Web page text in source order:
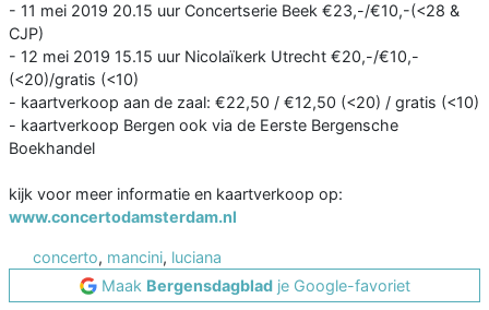
- 11 mei 2019 20.15 uur Concertserie Beek €23,-/€10,-(<28 &
CJP)
- 12 mei 2019 15.15 uur Nicolaïkerk Utrecht €20,-/€10,-
(<20)/gratis (<10)
- kaartverkoop aan de zaal: €22,50 / €12,50 (<20) / gratis (<10)
- kaartverkoop Bergen ook via de Eerste Bergensche
Boekhandel
kijk voor meer informatie en kaartverkoop op:
www.concertodamsterdam.nl
concerto, mancini, luciana
Maak Bergensdagbladje Google-favoriet